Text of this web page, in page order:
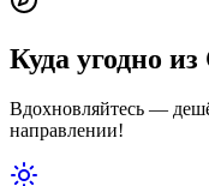
Куда угодно
Вдохновляйтесь —
направлении!